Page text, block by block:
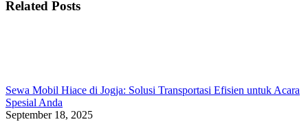
Related Posts
Sewa Mobil Hiace di Jogja: Solusi Transportasi Efisien untuk Acara
Spesial Anda
September 18, 2025